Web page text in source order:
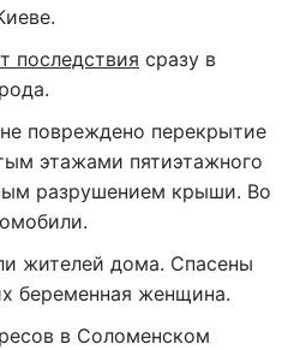
последствия сразу в
повреждено перекрытие
этажами пятиэтажного
разрушением крыши. Во
жителей дома. Спасены
беременная женщина.
в Соломенском